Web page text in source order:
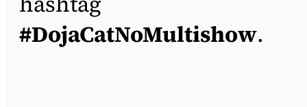
#DojaCatNoMultishow.